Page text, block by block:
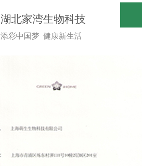
湖北家湾生物科技
添彩中国梦 健康新生活